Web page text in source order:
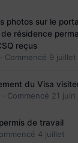
photos sur le
résidence
reçus
· Commencé 9 juillet
du Visa
· Commencé 21 juin
de travail
4 juillet